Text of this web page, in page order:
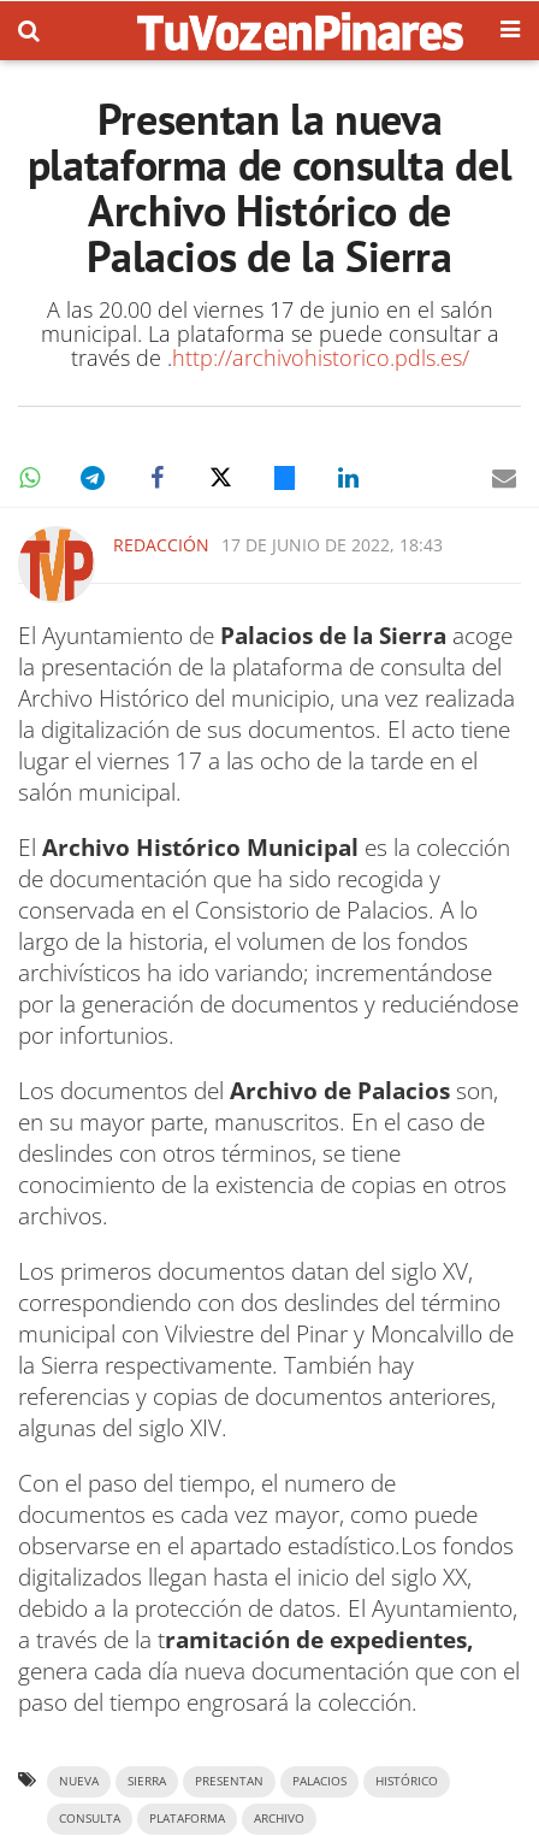
Presentan la nueva
plataforma de consulta del
Archivo Histórico de
Palacios de la Sierra
A las 20.00 del viernes 17 de junio en el salón
municipal. La plataforma se puede consultar a
través de .http://archivohistorico.pdls.es/
REDACCIÓN 17 DE JUNIO DE 2022, 18:43
El Ayuntamiento de Palacios de la Sierra acoge
la presentación de la plataforma de consulta del
Archivo Histórico del municipio, una vez realizada
la digitalización de sus documentos. El acto tiene
lugar el viernes 17 a las ocho de la tarde en el
salón municipal.
El Archivo Histórico Municipal es la colección
de documentación que ha sido recogida y
conservada en el Consistorio de Palacios. A lo
largo de la historia, el volumen de los fondos
archivísticos ha ido variando; incrementándose
por la generación de documentos y reduciéndose
por infortunios.
Los documentos del Archivo de Palacios son,
en su mayor parte, manuscritos. En el caso de
deslindes con otros términos, se tiene
conocimiento de la existencia de copias en otros
archivos.
Los primeros documentos datan del siglo XV,
correspondiendo con dos deslindes del término
municipal con Vilviestre del Pinar y Moncalvillo de
la Sierra respectivamente. También hay
referencias y copias de documentos anteriores,
algunas del siglo XIV.
Con el paso del tiempo, el numero de
documentos es cada vez mayor, como puede
observarse en el apartado estadístico.Los fondos
digitalizados llegan hasta el inicio del siglo XX,
debido a la protección de datos. El Ayuntamiento,
a través de la tramitación de expedientes,
genera cada día nueva documentación que con el
paso del tiempo engrosará la colección.
NUEVA SIERRA PRESENTAN PALACIOS HISTÓRICO
CONSULTA PLATAFORMA ARCHIVO